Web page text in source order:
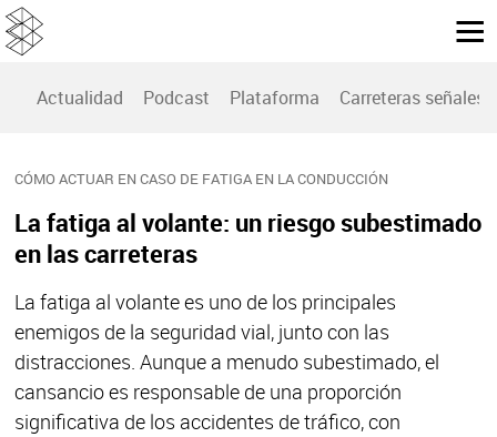
Actualidad Podcast Plataforma Carreteras señales
CÓMO ACTUAR EN CASO DE FATIGA EN LA CONDUCCIÓN
La fatiga al volante: un riesgo subestimado
en las carreteras
La fatiga al volante es uno de los principales
enemigos de la seguridad vial, junto con las
distracciones. Aunque a menudo subestimado, el
cansancio es responsable de una proporción
significativa de los accidentes de tráfico, con